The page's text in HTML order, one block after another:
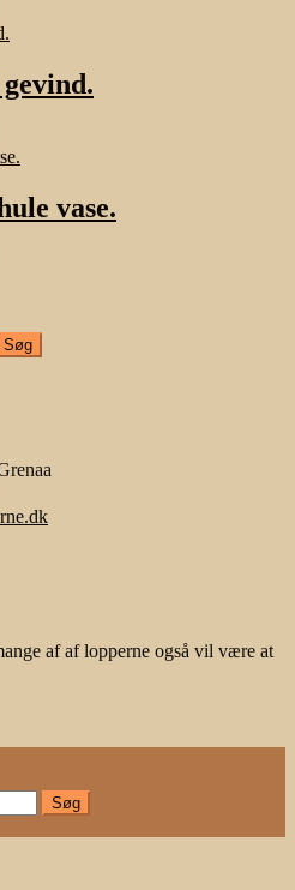
vase.
af af lopperne også vil være at
Søg